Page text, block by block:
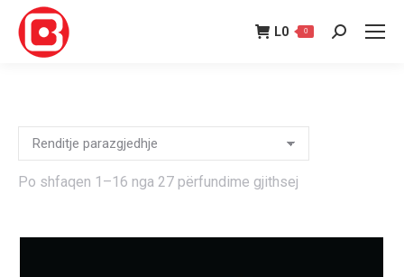
L0 0 Search:
Po shfaqen 1–16 nga 27 përfundime gjithsej